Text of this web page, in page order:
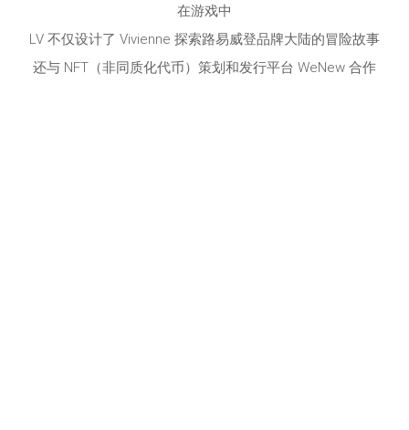
在游戏中
LV 不仅设计了 Vivienne 探索路易威登品牌大陆的冒险故事
还与 NFT （非同质化代币）策划和发行平台 WeNew 合作